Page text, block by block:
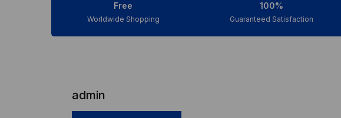
Free
Worldwide Shopping
100%
Guaranteed Satisfaction
admin